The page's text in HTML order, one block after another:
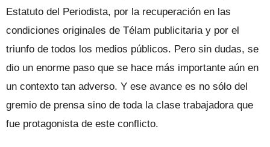
Estatuto del Periodista, por la recuperación en las
condiciones originales de Télam publicitaria y por el
triunfo de todos los medios públicos. Pero sin dudas, se
dio un enorme paso que se hace más importante aún en
un contexto tan adverso. Y ese avance es no sólo del
gremio de prensa sino de toda la clase trabajadora que
fue protagonista de este conflicto.